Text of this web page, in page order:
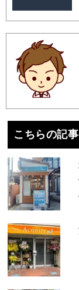
こちらの記